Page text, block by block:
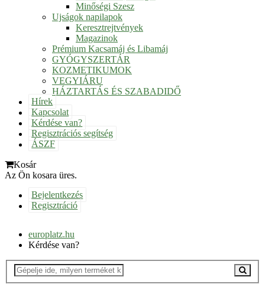
Minőségi Szesz
Ujságok napilapok
Keresztrejtvények
Magazinok
Prémium Kacsamáj és Libamáj
GYÓGYSZERTÁR
KOZMETIKUMOK
VEGYIÁRU
HÁZTARTÁS ÉS SZABADIDŐ
Hírek
Kapcsolat
Kérdése van?
Regisztrációs segítség
ÁSZF
Kosár
Az Ön kosara üres.
Bejelentkezés
Regisztráció
europlatz.hu
Kérdése van?